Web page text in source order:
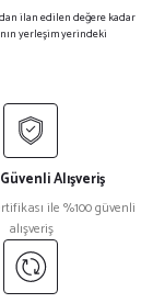
ilan edilen değere kadar
yerleşim yerindeki
Alışveriş
ile %100 güvenli
alışveriş